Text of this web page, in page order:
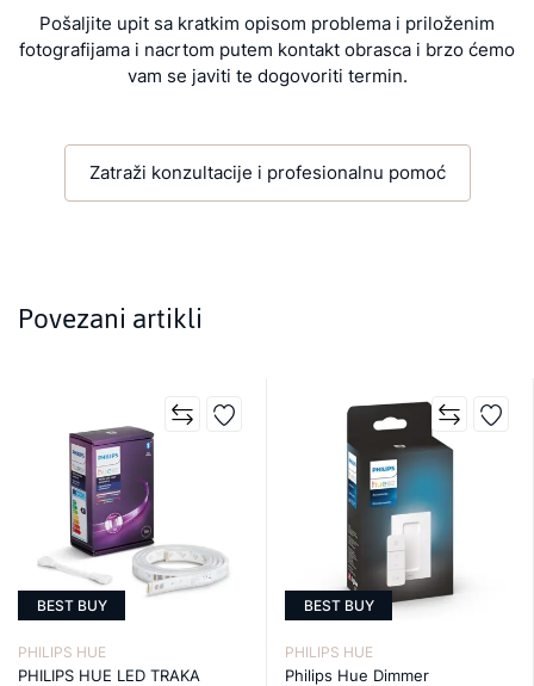
Pošaljite upit sa kratkim opisom problema i priloženim
fotografijama i nacrtom putem kontakt obrasca i brzo ćemo
vam se javiti te dogovoriti termin.
Zatraži konzultacije i profesionalnu pomoć
Povezani artikli
BEST BUY
PHILIPS HUE
PHILIPS HUE LED TRAKA
BEST BUY
PHILIPS HUE
Philips Hue Dimmer